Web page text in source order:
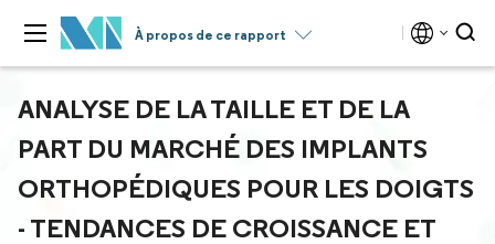
À propos de ce rapport
ANALYSE DE LA TAILLE ET DE LA
PART DU MARCHÉ DES IMPLANTS
ORTHOPÉDIQUES POUR LES DOIGTS
- TENDANCES DE CROISSANCE ET